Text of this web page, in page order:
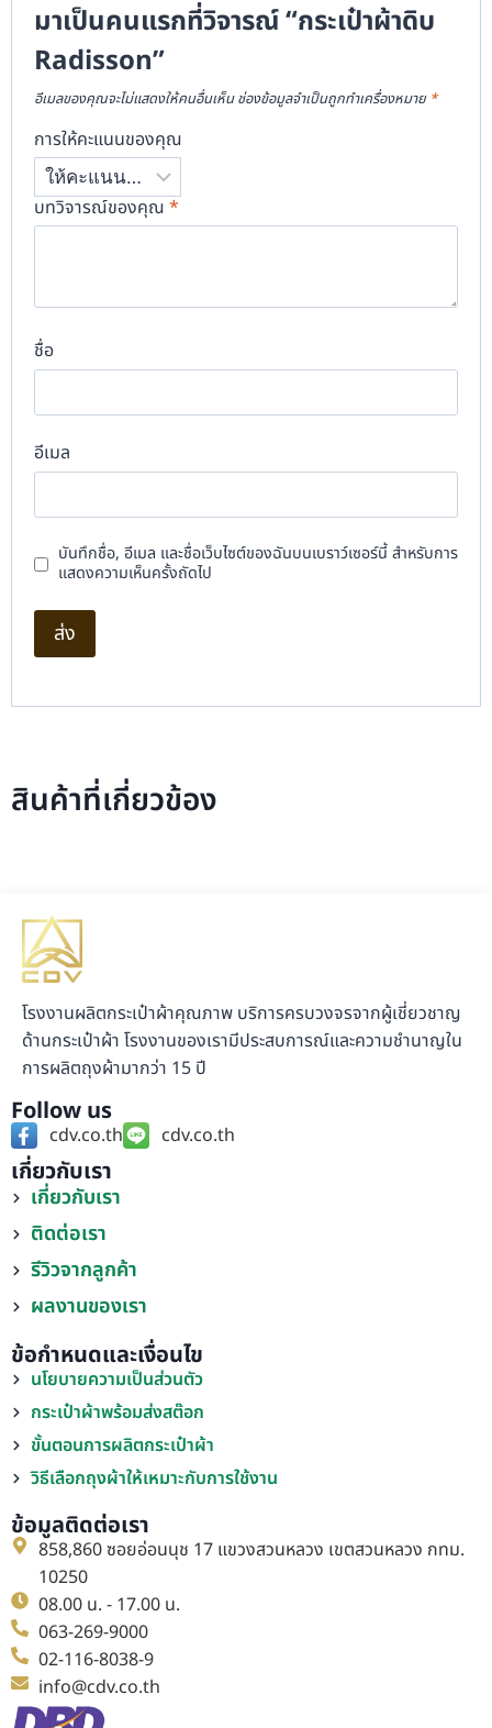
มาเป็นคนแรกที่วิจารณ์ “กระเป๋าผ้าดิบ
Radisson”
อีเมลของคุณจะไม่แสดงให้คนอื่นเห็น ช่องข้อมูลจำเป็นถูกทำเครื่องหมาย *
การให้คะแนนของคุณ
บทวิจารณ์ของคุณ *
ชื่อ
อีเมล
บันทึกชื่อ, อีเมล และชื่อเว็บไซต์ของฉันบนเบราว์เซอร์นี้ สำหรับการ
แสดงความเห็นครั้งถัดไป
สินค้าที่เกี่ยวข้อง
โรงงานผลิตกระเป๋าผ้าคุณภาพ บริการครบวงจรจากผู้เชี่ยวชาญ
ด้านกระเป๋าผ้า โรงงานของเรามีประสบการณ์และความชำนาญใน
การผลิตถุงผ้ามากว่า 15 ปี
Follow us
cdv.co.th cdv.co.th
เกี่ยวกับเรา
เกี่ยวกับเรา
ติดต่อเรา
รีวิวจากลูกค้า
ผลงานของเรา
ข้อกำหนดและเงื่อนไข
นโยบายความเป็นส่วนตัว
กระเป๋าผ้าพร้อมส่งสต๊อก
ขั้นตอนการผลิตกระเป๋าผ้า
วิธีเลือกถุงผ้าให้เหมาะกับการใช้งาน
ข้อมูลติดต่อเรา
858,860 ซอยอ่อนนุช 17 แขวงสวนหลวง เขตสวนหลวง กทม.
10250
08.00 น. - 17.00 น.
063-269-9000
02-116-8038-9
info@cdv.co.th